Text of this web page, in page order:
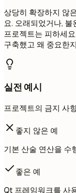
상당히 확장하지 않
요. 오래되었거나,
프로젝트는 피하세
구축했고 왜 중요한
실전 예시
프로젝트의 금지 사
좋지 않은 예
기본 산술 연산을 수
좋은 예
Qt 프레임워크를 사